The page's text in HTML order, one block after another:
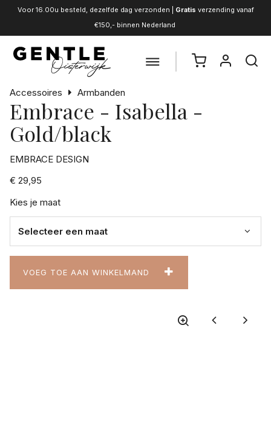
Voor 16.00u besteld, dezelfde dag verzonden | Gratis verzending vanaf
€150,- binnen Nederland
Accessoires Armbanden
Embrace - Isabella -
Gold/black
EMBRACE DESIGN
€ 29,95
Kies je maat
VOEG TOE AAN WINKELMAND